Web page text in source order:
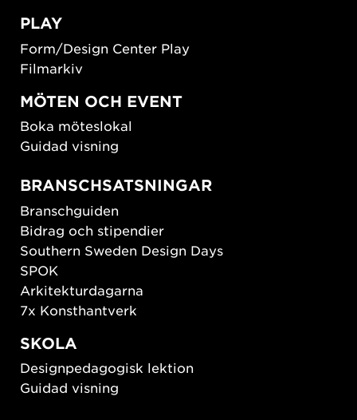
PLAY
Form/Design Center Play
Filmarkiv
MÖTEN OCH EVENT
Boka möteslokal
Guidad visning
BRANSCHSATSNINGAR
Branschguiden
Bidrag och stipendier
Southern Sweden Design Days
SPOK
Arkitekturdagarna
7x Konsthantverk
SKOLA
Designpedagogisk lektion
Guidad visning